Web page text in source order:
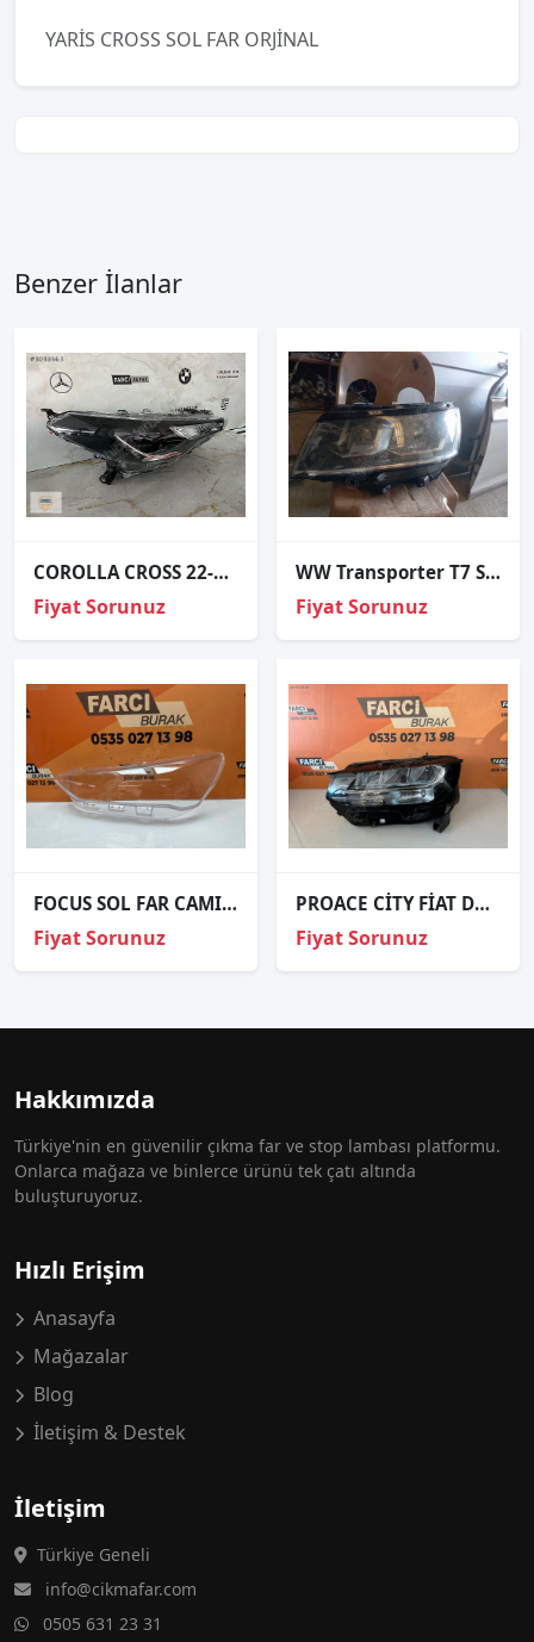
YARİS CROSS SOL FAR ORJİNAL
Benzer İlanlar
COROLLA CROSS 22-24 SAĞ FAR ORJİNAL ÇIKMA
Fiyat Sorunuz
WW Transporter T7 Sağ ön far.7L1.941.005
Fiyat Sorunuz
FOCUS SOL FAR CAMI SIFIR 2023-2024
Fiyat Sorunuz
PROACE CİTY FİAT DOBLO 5 FULL LED SOL FAR ORJİNAL 9854104980
Fiyat Sorunuz
Hakkımızda
Türkiye'nin en güvenilir çıkma far ve stop lambası platformu.
Onlarca mağaza ve binlerce ürünü tek çatı altında
buluşturuyoruz.
Hızlı Erişim
Anasayfa
Mağazalar
Blog
İletişim & Destek
İletişim
Türkiye Geneli
info@cikmafar.com
0505 631 23 31